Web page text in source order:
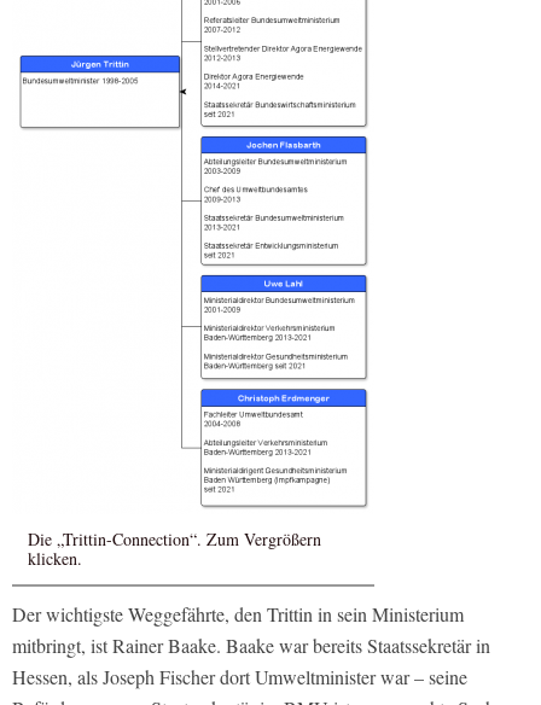
Die „Trittin-Connection“. Zum Vergrößern
klicken.
Der wichtigste Weggefährte, den Trittin in sein Ministerium
mitbringt, ist Rainer Baake. Baake war bereits Staatssekretär in
Hessen, als Joseph Fischer dort Umweltminister war – seine